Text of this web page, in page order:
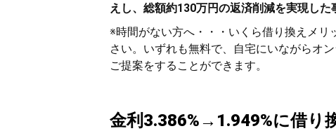
えし、総額約130万円の返済削減を実現した
※時間がない方へ・・・いくら借り換えメリ
さい。いずれも無料で、自宅にいながらオ
ご提案をすることができます。
金利3.386%→1.949%に借り